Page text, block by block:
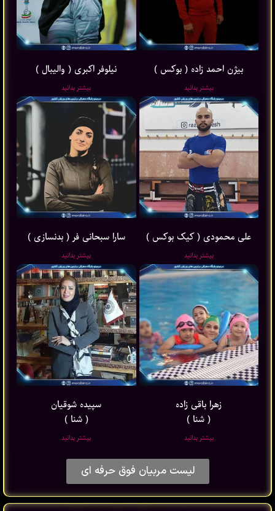
بیژن احمد زاده ( بوکس )
بیشتر بدانید
نیلوفر اکبری ( والیبال )
بیشتر بدانید
علی محمودی ( کیک بوکس )
بیشتر بدانید
سارا سبحانی فر ( بدنسازی )
بیشتر بدانید
زهرا باقی ‌زاده
( شنا )
بیشتر بدانید
سپیده شوقیان
( شنا )
بیشتر بدانید
لیست مربیان فوق حرفه ای